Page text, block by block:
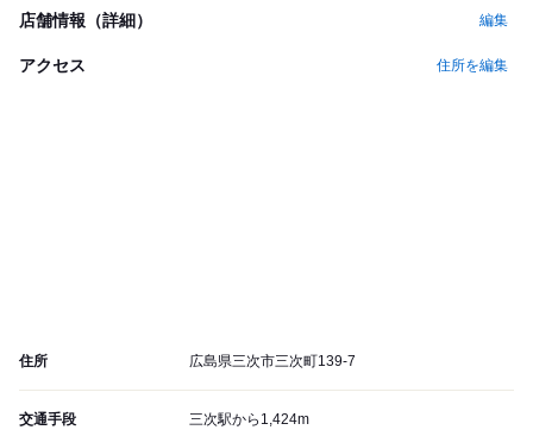
店舗情報（詳細） 編集
アクセス 住所を編集
住所 広島県三次市三次町139-7
交通手段 三次駅から1,424m